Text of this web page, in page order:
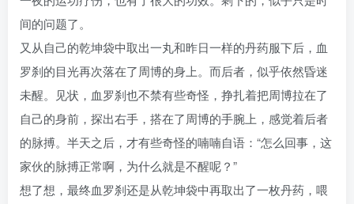
间的问题了。
又从自己的乾坤袋中取出一丸和昨日一样的丹药服下后，血
罗刹的目光再次落在了周博的身上。而后者，似乎依然昏迷
未醒。见状，血罗刹也不禁有些奇怪，挣扎着把周博拉在了
自己的身前，探出右手，搭在了周博的手腕上，感觉着后者
的脉搏。半天之后，才有些奇怪的喃喃自语：“怎么回事，这
家伙的脉搏正常啊，为什么就是不醒呢？”
想了想，最终血罗刹还是从乾坤袋中再取出了一枚丹药，喂